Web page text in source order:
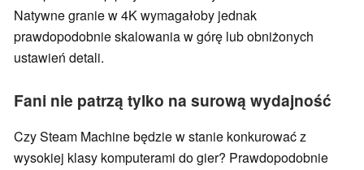
Natywne granie w 4K wymagałoby jednak
prawdopodobnie skalowania w górę lub obniżonych
ustawień detali.
Fani nie patrzą tylko na surową wydajność
Czy Steam Machine będzie w stanie konkurować z
wysokiej klasy komputerami do gier? Prawdopodobnie